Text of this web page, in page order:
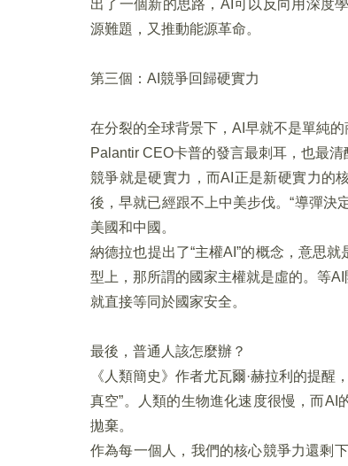
出了一個新的思路，AI可以反向用深度
源難題，又推動能源革命。
第三個：AI競爭回歸硬實力
在分裂的全球背景下，AI早就不是單純
Palantir CEO卡普的發言最刺耳，也最
競爭就是硬實力，而AI正是新硬實力的
後，早就已經跟不上中美步伐。“導彈決
美國和中國。
納德拉也提出了“主權AI”的概念，意思
型上，那所謂的國家主權就是虛的。等
就直接等同於國家安全。
最後，普通人該怎麼辦？
《人類簡史》作者尤瓦爾·赫拉利的提
真空”。人類的生物進化速度很慢，而
拋棄。
作為每一個人，我們的核心競爭力還剩